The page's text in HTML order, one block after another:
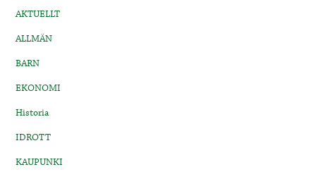
AKTUELLT
ALLMÄN
BARN
EKONOMI
Historia
IDROTT
KAUPUNKI